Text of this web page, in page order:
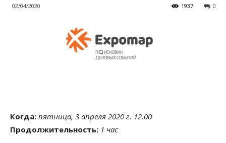
02/04/2020 0
1937
Когда: пятница, 3 апреля 2020 г. 12.00
Продолжительность: 1 час